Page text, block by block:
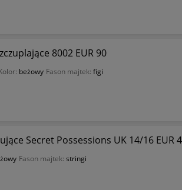
8002 EUR 90
beżowy Fason majtek: figi
Secret Possessions UK 14/16 EUR
Fason majtek: stringi